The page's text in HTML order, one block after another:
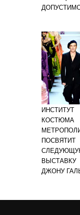
ИНСТИТУТ
КОСТЮМА
ПОСВЯТИТ
ВЫСТАВКУ
ДЖОНУ